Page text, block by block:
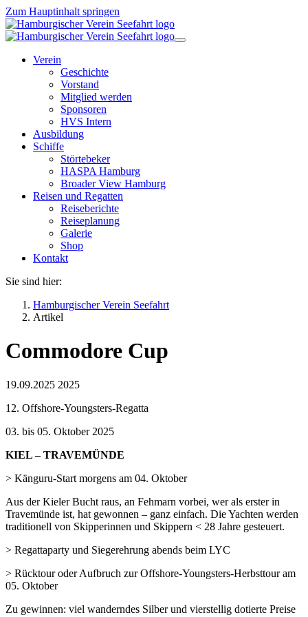
Zum Hauptinhalt springen
Verein
Geschichte
Vorstand
Mitglied werden
Sponsoren
HVS Intern
Ausbildung
Schiffe
Störtebeker
HASPA Hamburg
Broader View Hamburg
Reisen und Regatten
Reiseberichte
Reiseplanung
Galerie
Shop
Kontakt
Sie sind hier:
Hamburgischer Verein Seefahrt
Artikel
Commodore Cup
19.09.2025 2025
12. Offshore-Youngsters-Regatta
03. bis 05. Oktober 2025
KIEL – TRAVEMÜNDE
> Känguru-Start morgens am 04. Oktober
Aus der Kieler Bucht raus, an Fehmarn vorbei, wer als erster in
Travemünde ist, hat gewonnen – ganz einfach. Die Yachten werden
traditionell von Skipperinnen und Skippern < 28 Jahre gesteuert.
> Regattaparty und Siegerehrung abends beim LYC
> Rücktour oder Aufbruch zur Offshore-Youngsters-Herbsttour am
05. Oktober
Zu gewinnen: viel wanderndes Silber und vierstellig dotierte Preise